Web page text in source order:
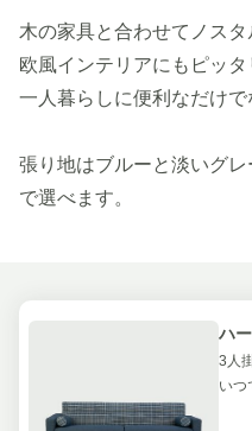
木の家具と合わせてノス
欧風インテリアにもピッタ
一人暮らしに便利なだけで
張り地はブルーと淡いグ
で選べます。
ハ
3人
いつ